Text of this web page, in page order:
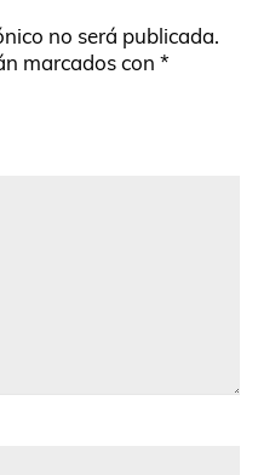
no será publicada.
marcados con *